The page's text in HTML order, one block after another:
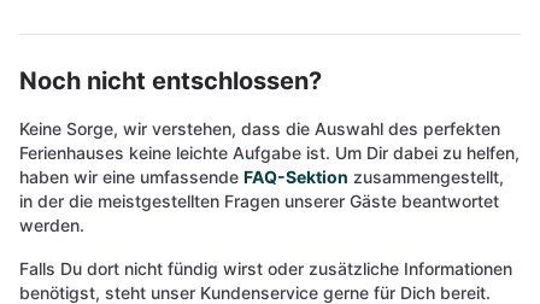
Noch nicht entschlossen?
Keine Sorge, wir verstehen, dass die Auswahl des perfekten
Ferienhauses keine leichte Aufgabe ist. Um Dir dabei zu helfen,
haben wir eine umfassende FAQ-Sektion zusammengestellt,
in der die meistgestellten Fragen unserer Gäste beantwortet
werden.
Falls Du dort nicht fündig wirst oder zusätzliche Informationen
benötigst, steht unser Kundenservice gerne für Dich bereit.